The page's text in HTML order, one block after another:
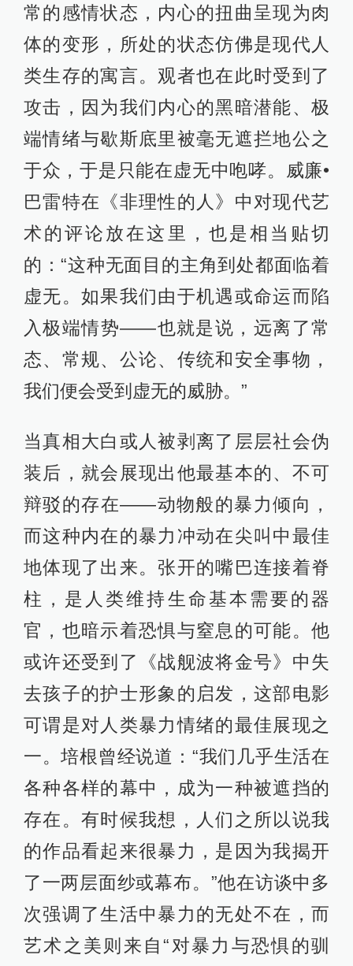
常的感情状态，内心的扭曲呈现为肉
体的变形，所处的状态仿佛是现代人
类生存的寓言。观者也在此时受到了
攻击，因为我们内心的黑暗潜能、极
端情绪与歇斯底里被毫无遮拦地公之
于众，于是只能在虚无中咆哮。威廉•
巴雷特在《非理性的人》中对现代艺
术的评论放在这里，也是相当贴切
的：“这种无面目的主角到处都面临着
虚无。如果我们由于机遇或命运而陷
入极端情势——也就是说，远离了常
态、常规、公论、传统和安全事物，
我们便会受到虚无的威胁。”
当真相大白或人被剥离了层层社会伪
装后，就会展现出他最基本的、不可
辩驳的存在——动物般的暴力倾向，
而这种内在的暴力冲动在尖叫中最佳
地体现了出来。张开的嘴巴连接着脊
柱，是人类维持生命基本需要的器
官，也暗示着恐惧与窒息的可能。他
或许还受到了《战舰波将金号》中失
去孩子的护士形象的启发，这部电影
可谓是对人类暴力情绪的最佳展现之
一。培根曾经说道：“我们几乎生活在
各种各样的幕中，成为一种被遮挡的
存在。有时候我想，人们之所以说我
的作品看起来很暴力，是因为我揭开
了一两层面纱或幕布。”他在访谈中多
次强调了生活中暴力的无处不在，而
艺术之美则来自“对暴力与恐惧的驯